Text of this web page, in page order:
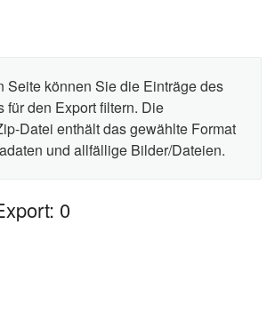
Seite können Sie die Einträge des
für den Export filtern. Die
Datei enthält das gewählte Format
und allfällige Bilder/Dateien.
0